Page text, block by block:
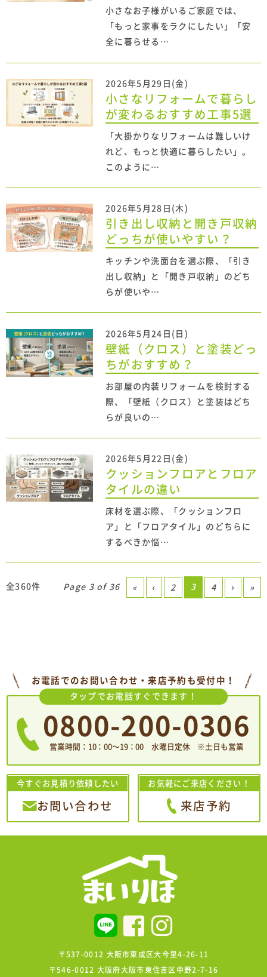
小さなお子様がいるご家庭では、
「もっと家事をラクにしたい」「安
全に暮らせる…
2026年5月29日(金)
小さなリフォームで暮らし
が変わるおすすめ工事5選
「大掛かりなリフォームは難しいけ
れど、もっと快適に暮らしたい」。
このように…
2026年5月28日(木)
引き出し収納と開き戸収納
どっちが使いやすい？
キッチンや洗面台を選ぶ際、「引き
出し収納」と「開き戸収納」のどち
らが使いや…
2026年5月24日(日)
壁紙（クロス）と塗装どっ
ちがおすすめ？
お部屋の内装リフォームを検討する
際、「壁紙（クロス）と塗装はどち
らが良いの…
2026年5月22日(金)
クッションフロアとフロア
タイルの違い
床材を選ぶ際、「クッションフロ
ア」と「フロアタイル」のどちらに
するべきか悩…
全360件 Page 3 of 36 « ‹ 2 3 4 › »
お電話でのお問い合わせ・来店予約も受付中！
タップでお電話すぐできます！
0800-200-0306
営業時間：10：00〜19：00 水曜日定休 ※土日も営業
今すぐお見積り依頼したい
お問い合わせ
お気軽にご来店ください！
来店予約
〒537-0012 大阪市東成区大今里4-26-11
〒546-0012 大阪府大阪市東住吉区中野2-7-16